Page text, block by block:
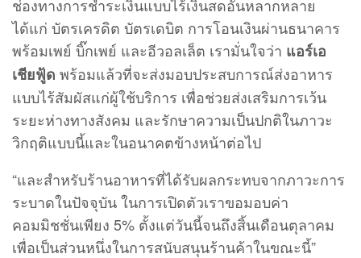
ช่องทางการชำระเงินแบบไร้เงินสดอันหลากหลาย
ได้แก่ บัตรเครดิต บัตรเดบิต การโอนเงินผ่านธนาคาร
พร้อมเพย์ บิ๊กเพย์ และอีวอลเล็ต เรามั่นใจว่า แอร์เอ
เชียฟู้ด พร้อมแล้วที่จะส่งมอบประสบการณ์ส่งอาหาร
แบบไร้สัมผัสแก่ผู้ใช้บริการ เพื่อช่วยส่งเสริมการเว้น
ระยะห่างทางสังคม และรักษาความเป็นปกติในภาวะ
วิกฤติแบบนี้และในอนาคตข้างหน้าต่อไป
“และสำหรับร้านอาหารที่ได้รับผลกระทบจากภาวะการ
ระบาดในปัจจุบัน ในการเปิดตัวเราขอมอบค่า
คอมมิชชั่นเพียง 5% ตั้งแต่วันนี้จนถึงสิ้นเดือนตุลาคม
เพื่อเป็นส่วนหนึ่งในการสนับสนุนร้านค้าในขณะนี้”